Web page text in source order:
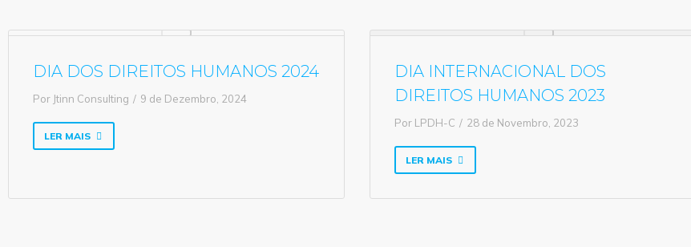
DIA DOS DIREITOS HUMANOS 2024
Por Jtinn Consulting 9 de Dezembro, 2024
LER MAIS
DIA INTERNACIONAL DOS
DIREITOS HUMANOS 2023
Por LPDH-C 28 de Novembro, 2023
LER MAIS